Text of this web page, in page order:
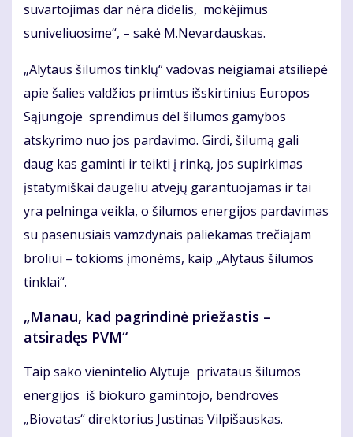
suvartojimas dar nėra didelis, mokėjimus
suniveliuosime“, – sakė M.Nevardauskas.
„Alytaus šilumos tinklų“ vadovas neigiamai atsiliepė
apie šalies valdžios priimtus išskirtinius Europos
Sąjungoje sprendimus dėl šilumos gamybos
atskyrimo nuo jos pardavimo. Girdi, šilumą gali
daug kas gaminti ir teikti į rinką, jos supirkimas
įstatymiškai daugeliu atvejų garantuojamas ir tai
yra pelninga veikla, o šilumos energijos pardavimas
su pasenusiais vamzdynais paliekamas trečiajam
broliui – tokioms įmonėms, kaip „Alytaus šilumos
tinklai“.
„Manau, kad pagrindinė priežastis –
atsiradęs PVM“
Taip sako vienintelio Alytuje privataus šilumos
energijos iš biokuro gamintojo, bendrovės
„Biovatas“ direktorius Justinas Vilpišauskas.